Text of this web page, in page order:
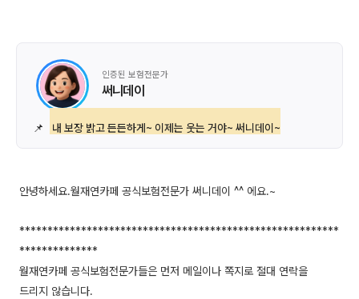
인증된 보험전문가
써니데이
📌 내 보장 밝고 든든하게~ 이제는 웃는 거야~ 써니데이~
안녕하세요.월재연카페 공식보험전문가 써니데이 ^^ 에요.~
*********************************************************
**************
월재연카페 공식보험전문가들은 먼저 메일이나 쪽지로 절대 연락을
드리지 않습니다.